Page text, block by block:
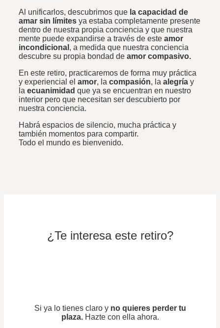
Al unificarlos, descubrimos que la capacidad de
amar sin límites ya estaba completamente presente
dentro de nuestra propia conciencia y que nuestra
mente puede expandirse a través de este amor
incondicional , a medida que nuestra conciencia
descubre su propia bondad de amor compasivo.
En este retiro, practicaremos de forma muy práctica
y experiencial el amor, la compasión, la alegría y
la ecuanimidad que ya se encuentran en nuestro
interior pero que necesitan ser descubierto por
nuestra conciencia.
Habrá espacios de silencio, mucha práctica y
también momentos para compartir.
Todo el mundo es bienvenido.
¿Te interesa este retiro?
Si ya lo tienes claro y no quieres perder tu
plaza.Hazte con ella ahora.